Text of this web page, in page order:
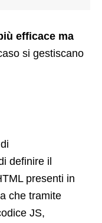
efficace ma
si gestiscano
definire il
presenti in
che tramite
JS,